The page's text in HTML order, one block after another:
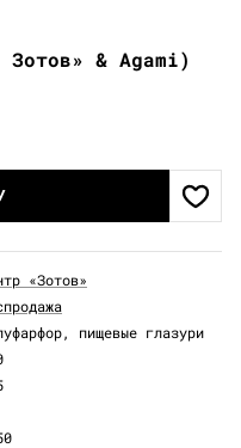
Зотов» & Agami)
«Зотов»
пищевые глазури